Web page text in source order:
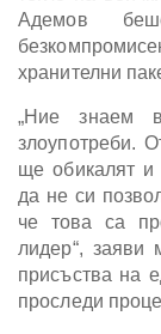
Адемов
хранителни
„Ние знаем
злоупотреби.
ще обикалят и
да не си
че това са
лидер“,
присъства на
проследи